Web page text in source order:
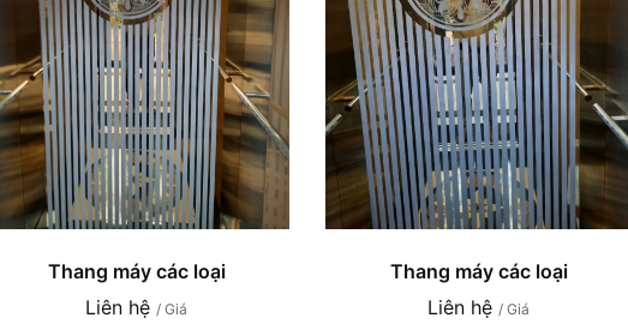
Thang máy các loại
Liên hệ / Giá
Thang máy các loại
Liên hệ / Giá